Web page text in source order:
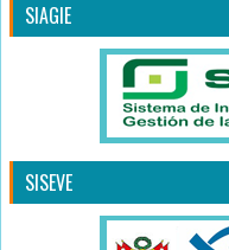
SIAGIE
SISEVE